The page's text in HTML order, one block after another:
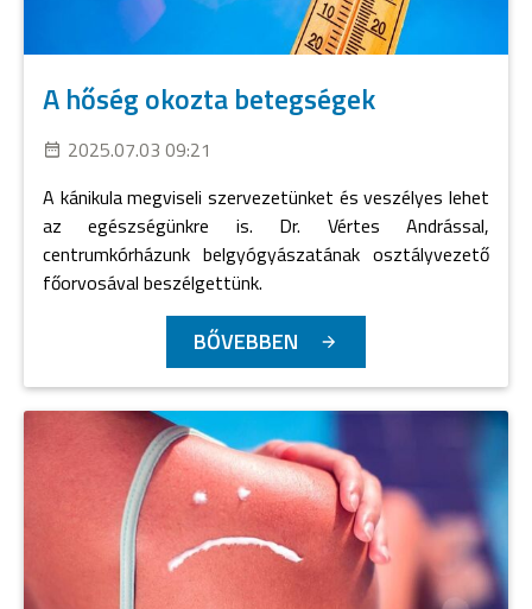
A hőség okozta betegségek
2025.07.03 09:21
A kánikula megviseli szervezetünket és veszélyes lehet
az egészségünkre is. Dr. Vértes Andrással,
centrumkórházunk belgyógyászatának osztályvezető
főorvosával beszélgettünk.
BŐVEBBEN